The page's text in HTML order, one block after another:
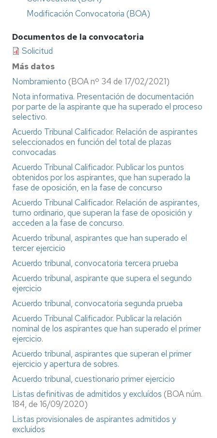
Modificación Convocatoria (BOA)
Documentos de la convocatoria
Solicitud
Más datos
Nombramiento (BOA nº 34 de 17/02/2021)
Nota informativa. Presentación de documentación
por parte de la aspirante que ha superado el proceso
selectivo.
Acuerdo Tribunal Calificador. Relación de aspirantes
seleccionados en función del total de plazas
convocadas
Acuerdo Tribunal Calificador. Publicar los puntos
obtenidos por los aspirantes, que han superado la
fase de oposición, en la fase de concurso
Acuerdo Tribunal Calificador. Relación de aspirantes,
turno ordinario, que superan la fase de oposición y
acceden a la fase de concurso.
Acuerdo tribunal, aspirantes que han superado el
tercer ejercicio
Acuerdo tribunal, convocatoria tercera prueba
Acuerdo tribunal, aspirante que supera el segundo
ejercicio
Acuerdo tribunal, convocatoria segunda prueba
Acuerdo Tribunal Calificador. Publicar la relación
nominal de los aspirantes que han superado el primer
ejercicio.
Acuerdo tribunal, aspirantes que superan el primer
ejercicio y apertura de sobres.
Acuerdo tribunal, cuestionario primer ejercicio
Listas definitivas de admitidos y excluídos (BOA núm.
184, de 16/09/2020)
Listas provisionales de aspirantes admitidos y
excluidos